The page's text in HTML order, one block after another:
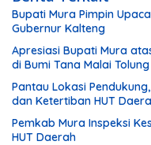
Bupati Mura Pimpin
Gubernur Kalteng
Apresiasi Bupati Mura
di Bumi Tana Malai
Pantau Lokasi
dan Ketertiban HUT
Pemkab Mura Inspeksi
HUT Daerah